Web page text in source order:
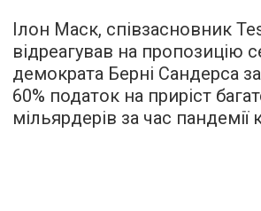
Ілон Маск, співзасновник
відреагував на пропозицію
демократа Берні Сандерса
60% податок на приріст
мільярдерів за час пандемії